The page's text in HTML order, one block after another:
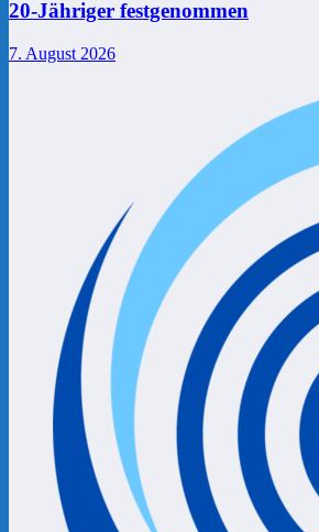
20-Jähriger festgenommen
7. August 2026